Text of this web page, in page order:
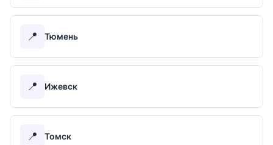
📍 Тюмень
📍 Ижевск
📍 Томск